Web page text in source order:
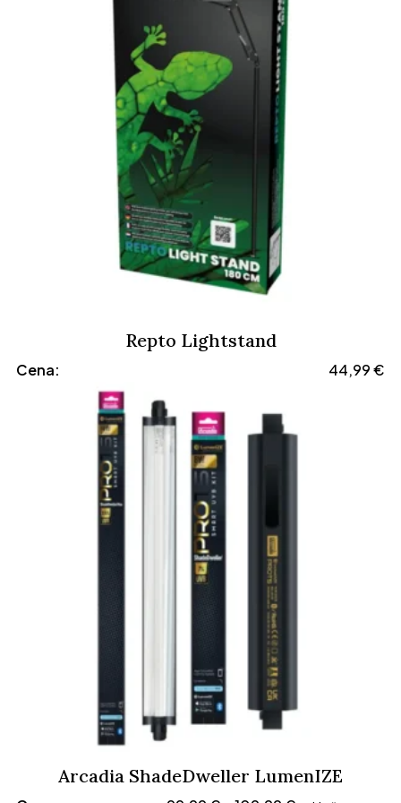
Repto Lightstand
Cena: 44,99€
Arcadia ShadeDweller LumenIZE